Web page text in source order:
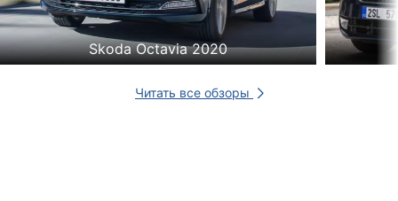
Skoda Octavia 2020
Читать все обзоры